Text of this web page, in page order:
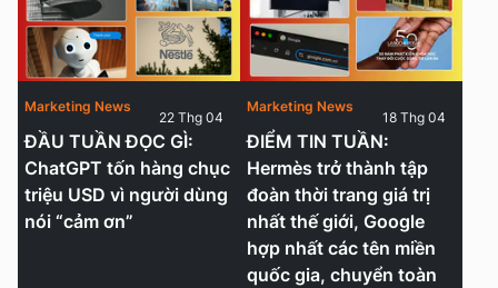
ĐẦU TUẦN ĐỌC GÌ:
ChatGPT tốn hàng chục
triệu USD vì người dùng
nói “cảm ơn”
Marketing News
22 Thg 04
ĐIỂM TIN TUẦN:
Hermès trở thành tập
đoàn thời trang giá trị
nhất thế giới, Google
hợp nhất các tên miền
quốc gia, chuyển toàn
Marketing News
18 Thg 04